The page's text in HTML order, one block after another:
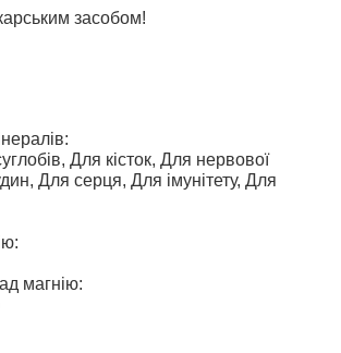
засобом!
Для кісток, Для нервової
Для серця, Для імунітету, Для
магнію: